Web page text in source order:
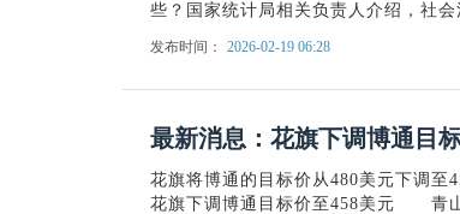
些？国家统计局相关负责人介绍，社会
发布时间： 2026-02-19 06:28
最新消息：花旗下调博通目
花旗将博通的目标价从480美元下调至
花旗下调博通目标价至458美元 青山